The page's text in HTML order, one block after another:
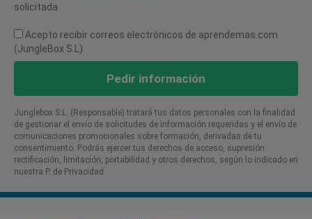
solicitada
Acepto recibir correos electrónicos de aprendemas.com
(JungleBox S.L)
Pedir información
Junglebox S.L. (Responsable) tratará tus datos personales con la finalidad
de gestionar el envío de solicitudes de información requeridas y el envío de
comunicaciones promocionales sobre formación, derivadas de tu
consentimiento. Podrás ejercer tus derechos de acceso, supresión
rectificación, limitación, portabilidad y otros derechos, según lo indicado en
nuestra P. de Privacidad​